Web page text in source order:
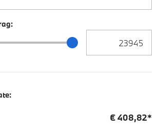
Schieberegler
€408,82*